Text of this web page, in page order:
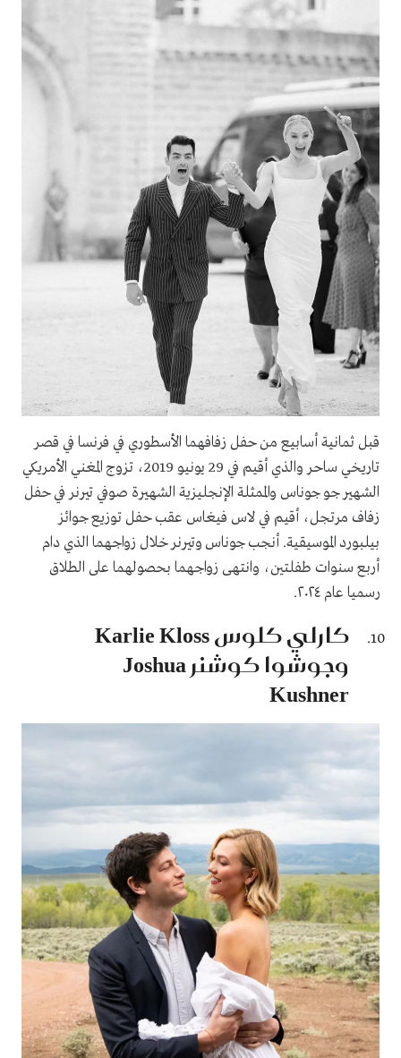
قبل ثمانية أسابيع من حفل زفافهما الأسطوري في فرنسا في قصر
تاريخي ساحر والذي أقيم في 29 يونيو 2019، تزوج المغني الأمريكي
الشهير جو جوناس والممثلة الإنجليزية الشهيرة صوفي تيرنر في حفل
زفاف مرتجل، أقيم في لاس فيغاس عقب حفل توزيع جوائز
بيلبورد الموسيقية. أنجب جوناس وتيرنر خلال زواجهما الذي دام
أربع سنوات طفلتين، وانتهى زواجهما بحصولهما على الطلاق
رسميا عام ٢٠٢٤.
كارلي كلوس Karlie Kloss
وجوشوا كوشنر Joshua
Kushner